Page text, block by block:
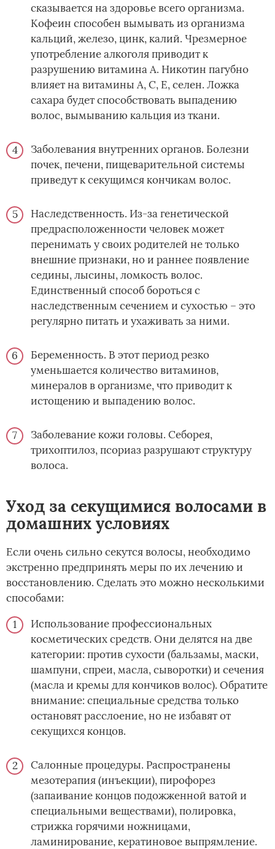
сказывается на здоровье всего организма.
Кофеин способен вымывать из организма
кальций, железо, цинк, калий. Чрезмерное
употребление алкоголя приводит к
разрушению витамина А. Никотин пагубно
влияет на витамины А, С, Е, селен. Ложка
сахара будет способствовать выпадению
волос, вымыванию кальция из ткани.
Заболевания внутренних органов. Болезни
почек, печени, пищеварительной системы
приведут к секущимся кончикам волос.
Наследственность. Из-за генетической
предрасположенности человек может
перенимать у своих родителей не только
внешние признаки, но и раннее появление
седины, лысины, ломкость волос.
Единственный способ бороться с
наследственным сечением и сухостью – это
регулярно питать и ухаживать за ними.
Беременность. В этот период резко
уменьшается количество витаминов,
минералов в организме, что приводит к
истощению и выпадению волос.
Заболевание кожи головы. Себорея,
трихоптилоз, псориаз разрушают структуру
волоса.
Уход за секущимися волосами в
домашних условиях
Если очень сильно секутся волосы, необходимо
экстренно предпринять меры по их лечению и
восстановлению. Сделать это можно несколькими
способами:
Использование профессиональных
косметических средств. Они делятся на две
категории: против сухости (бальзамы, маски,
шампуни, спреи, масла, сыворотки) и сечения
(масла и кремы для кончиков волос). Обратите
внимание: специальные средства только
остановят расслоение, но не избавят от
секущихся концов.
Салонные процедуры. Распространены
мезотерапия (инъекции), пирофорез
(запаивание концов подожженной ватой и
специальными веществами), полировка,
стрижка горячими ножницами,
ламинирование, кератиновое выпрямление.